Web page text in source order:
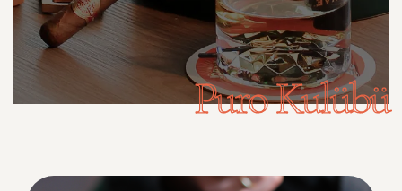
Puro Kulübü